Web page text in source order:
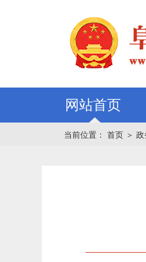
网站首页
当前位置： 首页 ＞ 政